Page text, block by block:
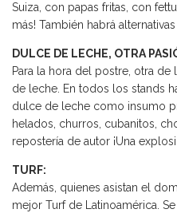
Suiza, con papas fritas, con
más! También habrá
DULCE DE LECHE, OTRA
Para la hora del postre, otra
de leche. En todos los stands
dulce de leche como insumo
helados, churros, cubanitos,
repostería de autor ¡Una
TURF:
Además, quienes asistan el
mejor Turf de Latinoamérica.